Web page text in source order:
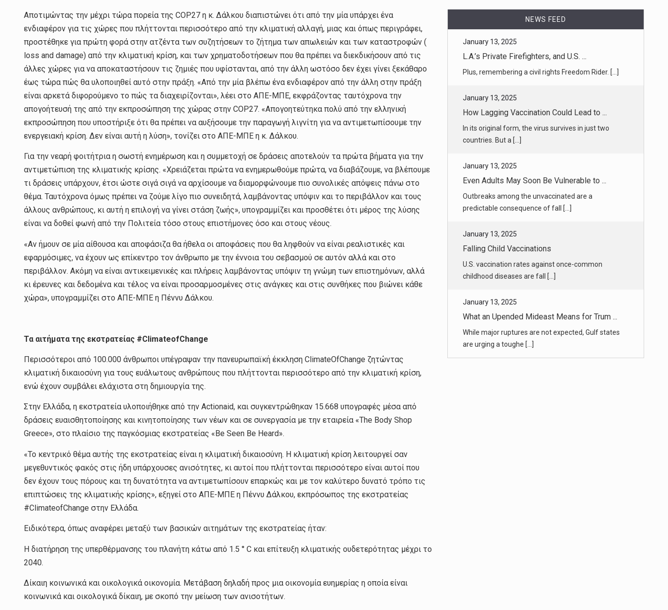
Αποτιμώντας την μέχρι τώρα πορεία της COP27 η κ. Δάλκου διαπιστώνει ότι από την μία υπάρχει ένα
ενδιαφέρον για τις χώρες που πλήττονται περισσότερο από την κλιματική αλλαγή, μιας και όπως περιγράφει,
προστέθηκε για πρώτη φορά στην ατζέντα των συζητήσεων το ζήτημα των απωλειών και των καταστροφών (
loss and damage) από την κλιματική κρίση, και των χρηματοδοτήσεων που θα πρέπει να διεκδικήσουν από τις
άλλες χώρες για να αποκαταστήσουν τις ζημιές που υφίστανται, από την άλλη ωστόσο δεν έχει γίνει ξεκάθαρο
έως τώρα πώς θα υλοποιηθεί αυτό στην πράξη. «Από την μία βλέπω ένα ενδιαφέρον από την άλλη στην πράξη
είναι αρκετά διφορούμενο το πώς τα διαχειρίζονται», λέει στο ΑΠΕ-ΜΠΕ, εκφράζοντας ταυτόχρονα την
απογοήτευσή της από την εκπροσώπηση της χώρας στην COP27. «Απογοητεύτηκα πολύ από την ελληνική
εκπροσώπηση που υποστήριξε ότι θα πρέπει να αυξήσουμε την παραγωγή λιγνίτη για να αντιμετωπίσουμε την
ενεργειακή κρίση. Δεν είναι αυτή η λύση», τονίζει στο ΑΠΕ-ΜΠΕ η κ. Δάλκου.
Για την νεαρή φοιτήτρια η σωστή ενημέρωση και η συμμετοχή σε δράσεις αποτελούν τα πρώτα βήματα για την
αντιμετώπιση της κλιματικής κρίσης. «Χρειάζεται πρώτα να ενημερωθούμε πρώτα, να διαβάζουμε, να βλέπουμε
τι δράσεις υπάρχουν, έτσι ώστε σιγά σιγά να αρχίσουμε να διαμορφώνουμε πιο συνολικές απόψεις πάνω στο
θέμα. Ταυτόχρονα όμως πρέπει να ζούμε λίγο πιο συνειδητά, λαμβάνοντας υπόψιν και το περιβάλλον και τους
άλλους ανθρώπους, κι αυτή η επιλογή να γίνει στάση ζωής», υπογραμμίζει και προσθέτει ότι μέρος της λύσης
είναι να δοθεί φωνή από την Πολιτεία τόσο στους επιστήμονες όσο και στους νέους.
«Αν ήμουν σε μία αίθουσα και αποφάσιζα θα ήθελα οι αποφάσεις που θα ληφθούν να είναι ρεαλιστικές και
εφαρμόσιμες, να έχουν ως επίκεντρο τον άνθρωπο με την έννοια του σεβασμού σε αυτόν αλλά και στο
περιβάλλον. Ακόμη να είναι αντικειμενικές και πλήρεις λαμβάνοντας υπόψιν τη γνώμη των επιστημόνων, αλλά
κι έρευνες και δεδομένα και τέλος να είναι προσαρμοσμένες στις ανάγκες και στις συνθήκες που βιώνει κάθε
χώρα», υπογραμμίζει στο ΑΠΕ-ΜΠΕ η Πέννυ Δάλκου.
Τα αιτήματα της εκστρατείας #ClimateofChange
Περισσότεροι από 100.000 άνθρωποι υπέγραψαν την πανευρωπαϊκή έκκληση ClimateOfChange ζητώντας
κλιματική δικαιοσύνη για τους ευάλωτους ανθρώπους που πλήττονται περισσότερο από την κλιματική κρίση,
ενώ έχουν συμβάλει ελάχιστα στη δημιουργία της.
Στην Ελλάδα, η εκστρατεία υλοποιήθηκε από την Actionaid, και συγκεντρώθηκαν 15.668 υπογραφές μέσα από
δράσεις ευαισθητοποίησης και κινητοποίησης των νέων και σε συνεργασία με την εταιρεία «The Body Shop
Greece», στο πλαίσιο της παγκόσμιας εκστρατείας «Be Seen Be Heard».
«Το κεντρικό θέμα αυτής της εκστρατείας είναι η κλιματική δικαιοσύνη. Η κλιματική κρίση λειτουργεί σαν
μεγεθυντικός φακός στις ήδη υπάρχουσες ανισότητες, κι αυτοί που πλήττονται περισσότερο είναι αυτοί που
δεν έχουν τους πόρους και τη δυνατότητα να αντιμετωπίσουν επαρκώς και με τον καλύτερο δυνατό τρόπο τις
επιπτώσεις της κλιματικής κρίσης», εξηγεί στο ΑΠΕ-ΜΠΕ η Πέννυ Δάλκου, εκπρόσωπος της εκστρατείας
#ClimateofChange στην Ελλάδα.
Ειδικότερα, όπως αναφέρει μεταξύ των βασικών αιτημάτων της εκστρατείας ήταν:
Η διατήρηση της υπερθέρμανσης του πλανήτη κάτω από 1.5 ° C και επίτευξη κλιματικής ουδετερότητας μέχρι το
2040.
Δίκαιη κοινωνικά και οικολογικά οικονομία. Μετάβαση δηλαδή προς μια οικονομία ευημερίας η οποία είναι
κοινωνικά και οικολογικά δίκαιη, με σκοπό την μείωση των ανισοτήτων.
NEWS FEED
January 13, 2025
How Lagging Vaccination Could Lead to ...
In its original form, the virus survives in just two
January 13, 2025
Even Adults May Soon Be Vulnerable to ...
Outbreaks among the unvaccinated are a
January 13, 2025
Falling Child Vaccinations
U.S. vaccination rates against once-common
January 13, 2025
What an Upended Mideast Means for Trum ...
While major ruptures are not expected, Gulf states
January 13, 2025
Talks on Gaza Cease-Fire and Hostage R ...
The negotiations appeared to be gaining momentum
on Monday as Arab and [...]